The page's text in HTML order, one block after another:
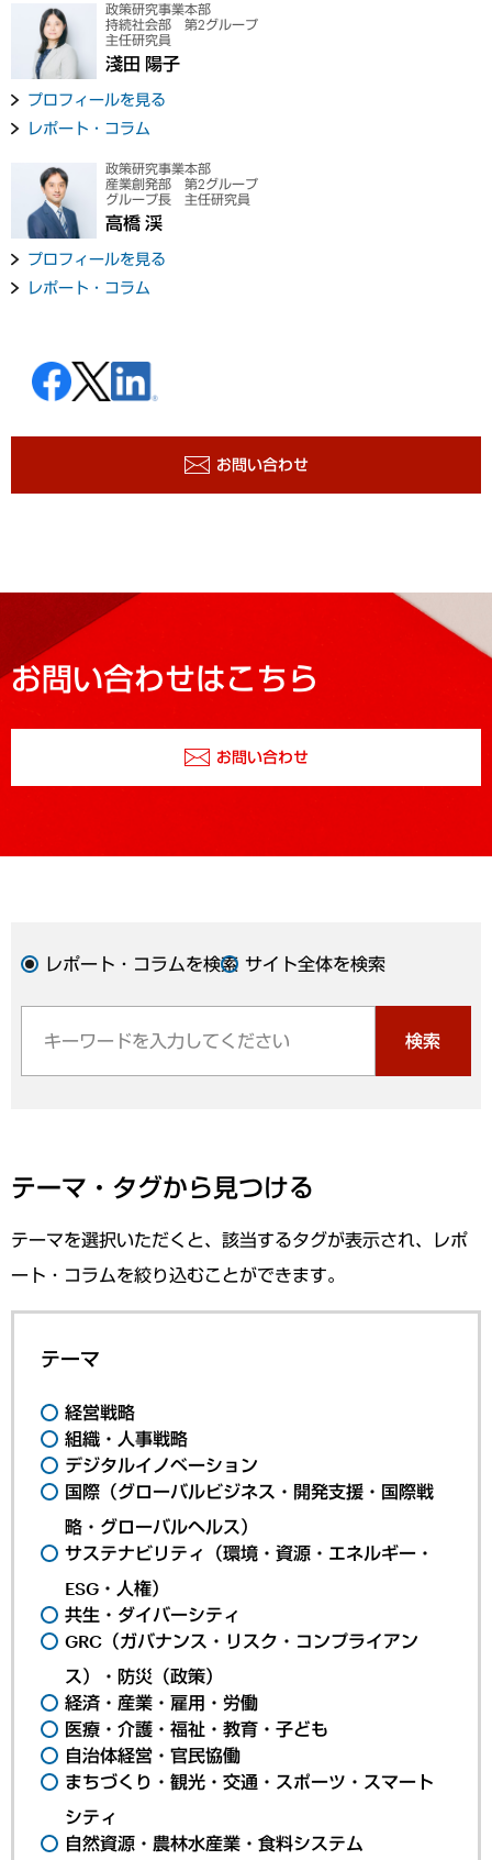
政策研究事業本部
持続社会部 第2グループ
主任研究員
淺田 陽子
プロフィールを見る
レポート・コラム
政策研究事業本部
産業創発部 第2グループ
グループ長 主任研究員
高橋 渓
プロフィールを見る
レポート・コラム
お問い合わせ
お問い合わせはこちら
お問い合わせ
レポート・コラムを検索 サイト全体を検索
検索
テーマ・タグから見つける
テーマを選択いただくと、該当するタグが表示され、レポ
ート・コラムを絞り込むことができます。
テーマ
経営戦略
組織・人事戦略
デジタルイノベーション
国際（グローバルビジネス・開発支援・国際戦
略・グローバルヘルス）
サステナビリティ（環境・資源・エネルギー・
ESG・人権）
共生・ダイバーシティ
GRC（ガバナンス・リスク・コンプライアン
ス）・防災（政策）
経済・産業・雇用・労働
医療・介護・福祉・教育・子ども
自治体経営・官民協働
まちづくり・観光・交通・スポーツ・スマート
シティ
自然資源・農林水産業・食料システム